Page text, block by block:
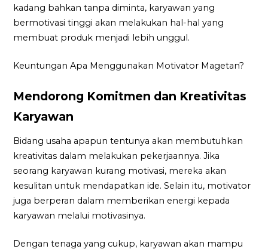
kadang bahkan tanpa diminta, karyawan yang
bermotivasi tinggi akan melakukan hal-hal yang
membuat produk menjadi lebih unggul.
Keuntungan Apa Menggunakan Motivator Magetan?
Mendorong Komitmen dan Kreativitas
Karyawan
Bidang usaha apapun tentunya akan membutuhkan
kreativitas dalam melakukan pekerjaannya. Jika
seorang karyawan kurang motivasi, mereka akan
kesulitan untuk mendapatkan ide. Selain itu, motivator
juga berperan dalam memberikan energi kepada
karyawan melalui motivasinya.
Dengan tenaga yang cukup, karyawan akan mampu